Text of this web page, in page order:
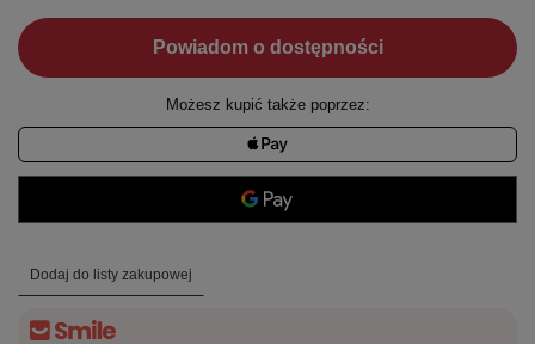
Powiadom o dostępności
Możesz kupić także poprzez:
Dodaj do listy zakupowej